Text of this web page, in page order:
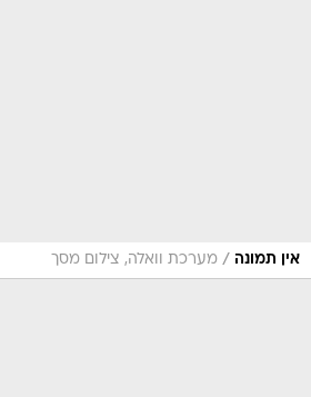
אין תמונה / מערכת וואלה, צילום מסך